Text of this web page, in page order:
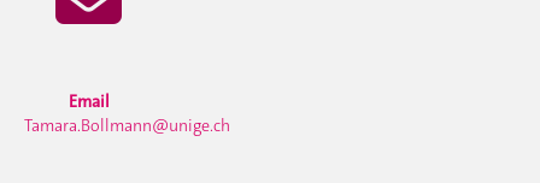
Email
Tamara.Bollmann@unige.ch